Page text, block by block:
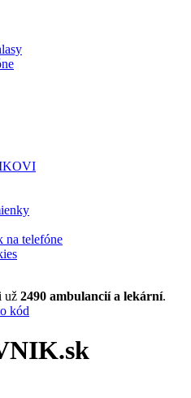
na telefóne
už 2490 ambulancií a lekární.
kód